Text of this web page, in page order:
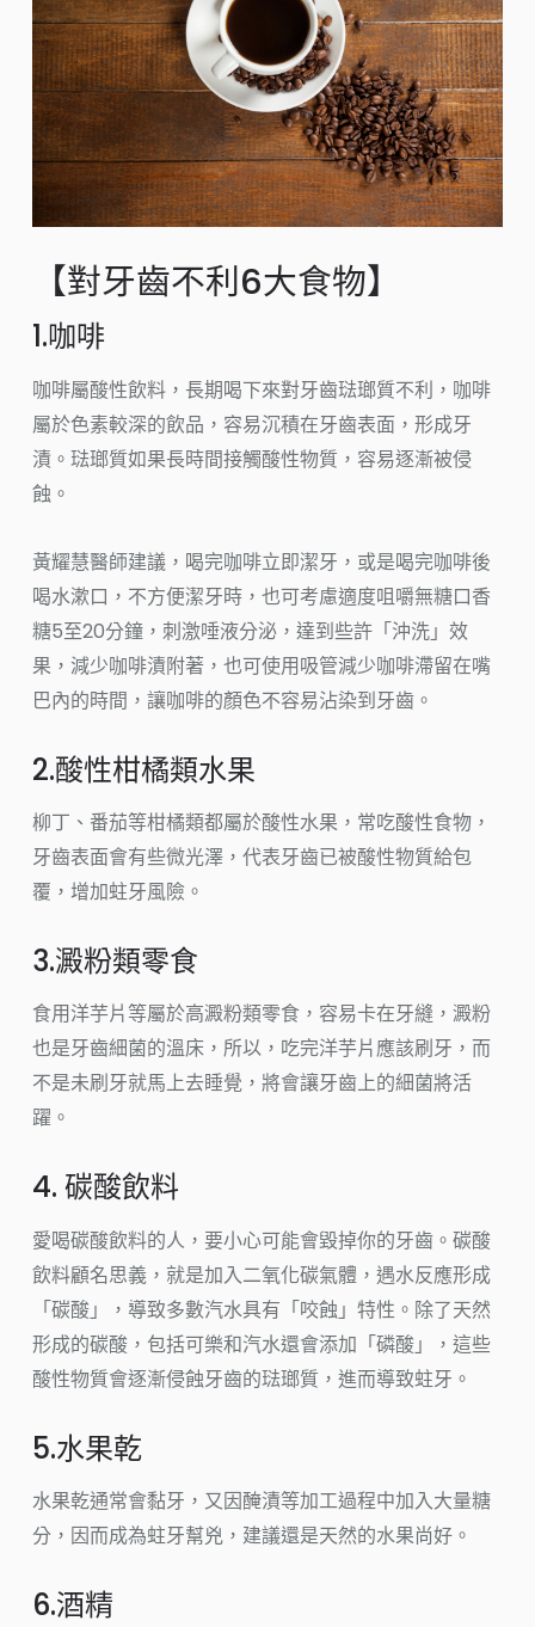
【對牙齒不利6大食物】
1.咖啡
咖啡屬酸性飲料，長期喝下來對牙齒琺瑯質不利，咖啡
屬於色素較深的飲品，容易沉積在牙齒表面，形成牙
漬。琺瑯質如果長時間接觸酸性物質，容易逐漸被侵
蝕。
黃耀慧醫師建議，喝完咖啡立即潔牙，或是喝完咖啡後
喝水漱口，不方便潔牙時，也可考慮適度咀嚼無糖口香
糖5至20分鐘，刺激唾液分泌，達到些許「沖洗」效
果，減少咖啡漬附著，也可使用吸管減少咖啡滯留在嘴
巴內的時間，讓咖啡的顏色不容易沾染到牙齒。
2.酸性柑橘類水果
柳丁、番茄等柑橘類都屬於酸性水果，常吃酸性食物，
牙齒表面會有些微光澤，代表牙齒已被酸性物質給包
覆，增加蛀牙風險。
3.澱粉類零食
食用洋芋片等屬於高澱粉類零食，容易卡在牙縫，澱粉
也是牙齒細菌的溫床，所以，吃完洋芋片應該刷牙，而
不是未刷牙就馬上去睡覺，將會讓牙齒上的細菌將活
躍。
4. 碳酸飲料
愛喝碳酸飲料的人，要小心可能會毀掉你的牙齒。碳酸
飲料顧名思義，就是加入二氧化碳氣體，遇水反應形成
「碳酸」，導致多數汽水具有「咬蝕」特性。除了天然
形成的碳酸，包括可樂和汽水還會添加「磷酸」，這些
酸性物質會逐漸侵蝕牙齒的琺瑯質，進而導致蛀牙。
5.水果乾
水果乾通常會黏牙，又因醃漬等加工過程中加入大量糖
分，因而成為蛀牙幫兇，建議還是天然的水果尚好。
6.酒精